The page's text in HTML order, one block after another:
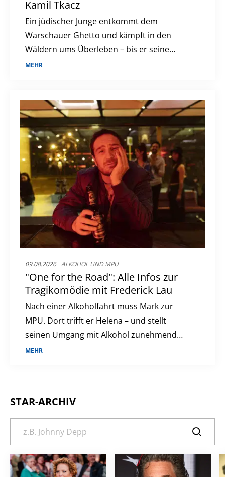
Kamil Tkacz
Ein jüdischer Junge entkommt dem
Warschauer Ghetto und kämpft in den
Wäldern ums Überleben – bis er seine
Herkunft verleugnen soll.
MEHR
09.08.2026 ALKOHOL UND MPU
"One for the Road": Alle Infos zur
Tragikomödie mit Frederick Lau
Nach einer Alkoholfahrt muss Mark zur
MPU. Dort trifft er Helena – und stellt
seinen Umgang mit Alkohol zunehmend
infrage.
MEHR
STAR-ARCHIV